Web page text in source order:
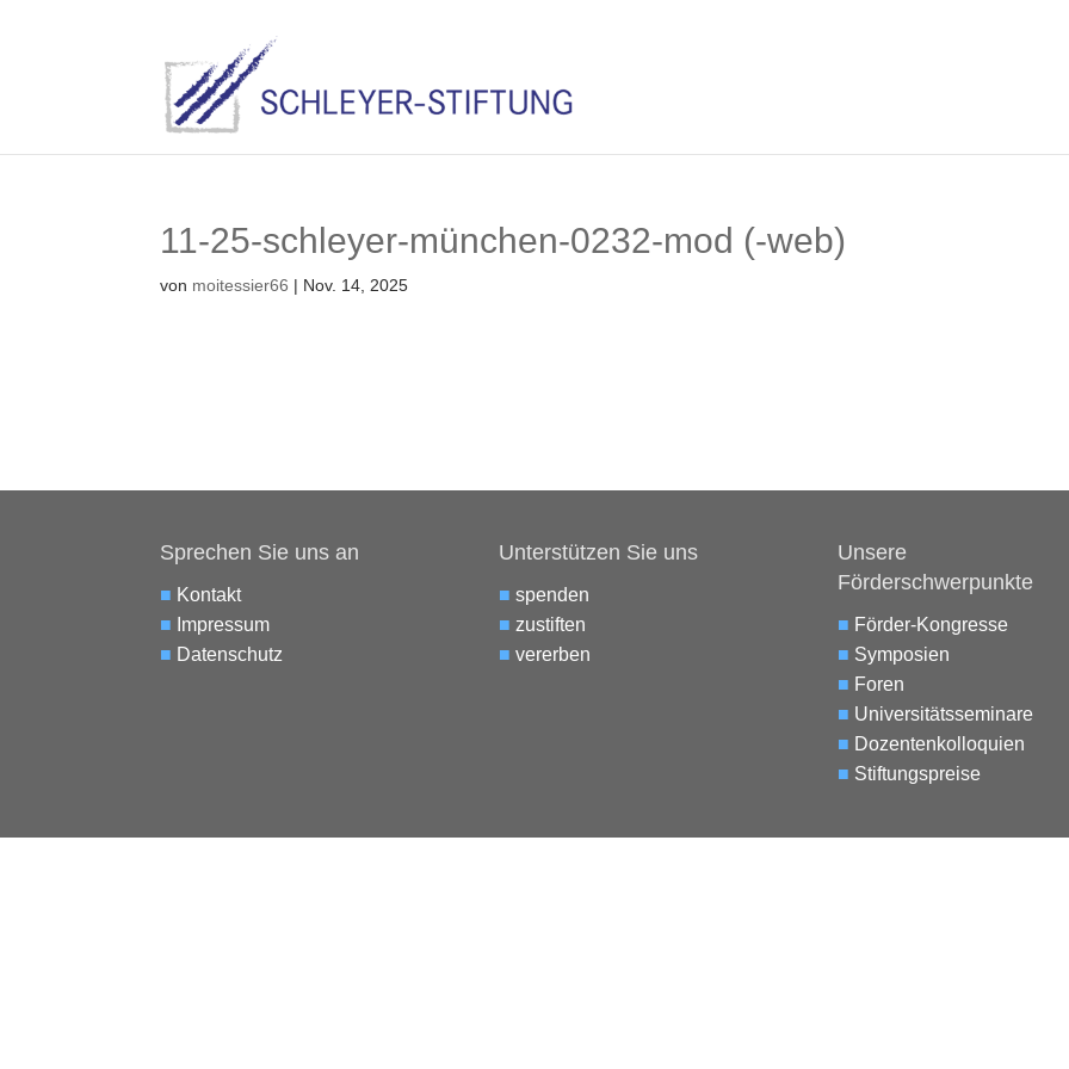
11-25-schleyer-münchen-0232-mod (-web)
von moitessier66 | Nov. 14, 2025
Sprechen Sie uns an
■ Kontakt
■ Impressum
■ Datenschutz
Unterstützen Sie uns
■ spenden
■ zustiften
■ vererben
Unsere
Förderschwerpunkte
■ Förder-Kongresse
■ Symposien
■ Foren
■ Universitätsseminare
■ Dozentenkolloquien
■ Stiftungspreise